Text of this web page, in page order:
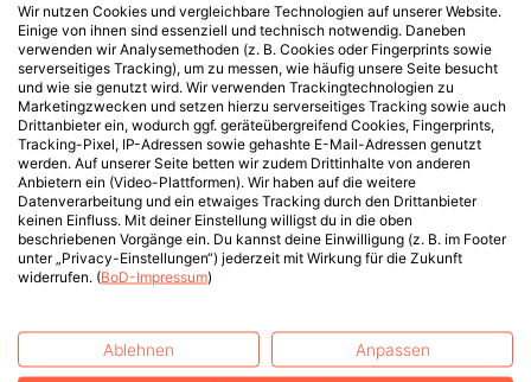
Wir nutzen Cookies und vergleichbare Technologien auf unserer Website.
Einige von ihnen sind essenziell und technisch notwendig. Daneben
verwenden wir Analysemethoden (z. B. Cookies oder Fingerprints sowie
serverseitiges Tracking), um zu messen, wie häufig unsere Seite besucht
und wie sie genutzt wird. Wir verwenden Trackingtechnologien zu
Marketingzwecken und setzen hierzu serverseitiges Tracking sowie auch
Drittanbieter ein, wodurch ggf. geräteübergreifend Cookies, Fingerprints,
Tracking-Pixel, IP-Adressen sowie gehashte E-Mail-Adressen genutzt
werden. Auf unserer Seite betten wir zudem Drittinhalte von anderen
Anbietern ein (Video-Plattformen). Wir haben auf die weitere
Datenverarbeitung und ein etwaiges Tracking durch den Drittanbieter
keinen Einfluss. Mit deiner Einstellung willigst du in die oben
beschriebenen Vorgänge ein. Du kannst deine Einwilligung (z. B. im Footer
unter „Privacy-Einstellungen“) jederzeit mit Wirkung für die Zukunft
widerrufen. (BoD-Impressum)
Ablehnen Anpassen